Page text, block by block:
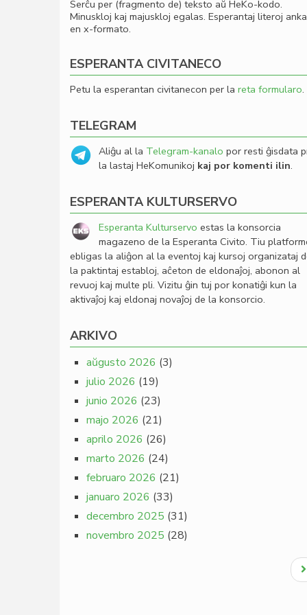
Serĉu per (fragmento de) teksto aŭ HeKo-kodo.
Minuskloj kaj majuskloj egalas. Esperantaj literoj
en x-formato.
ESPERANTA CIVITANECO
Petu la esperantan civitanecon per la reta formularo.
TELEGRAM
Aliĝu al la Telegram-kanalo por resti ĝisdata
la lastaj HeKomunikoj kaj por komenti ilin.
ESPERANTA KULTURSERVO
Esperanta Kulturservo estas la konsorcia
magazeno de la Esperanta Civito. Tiu
ebligas la aliĝon al la eventoj kaj kursoj organizataj
la paktintaj establoj, aĉeton de eldonaĵoj, abonon al
revuoj kaj multe pli. Vizitu ĝin tuj por konatiĝi kun la
aktivaĵoj kaj eldonaj novaĵoj de la konsorcio.
ARKIVO
aŭgusto 2026 (3)
julio 2026 (19)
junio 2026 (23)
majo 2026 (21)
aprilo 2026 (26)
marto 2026 (24)
februaro 2026 (21)
januaro 2026 (33)
decembro 2025 (31)
novembro 2025 (28)